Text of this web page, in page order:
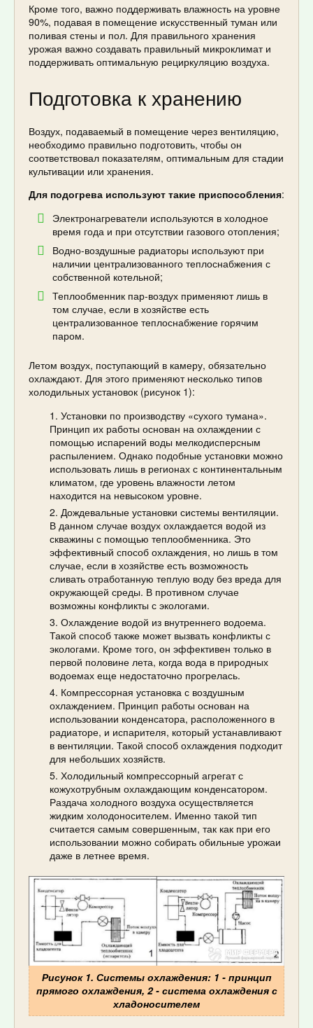
Кроме того, важно поддерживать влажность на уровне
90%, подавая в помещение искусственный туман или
поливая стены и пол. Для правильного хранения
урожая важно создавать правильный микроклимат и
поддерживать оптимальную рециркуляцию воздуха.
Подготовка к хранению
Воздух, подаваемый в помещение через вентиляцию,
необходимо правильно подготовить, чтобы он
соответствовал показателям, оптимальным для стадии
культивации или хранения.
Для подогрева используют такие приспособления:
Электронагреватели используются в холодное
время года и при отсутствии газового отопления;
Водно-воздушные радиаторы используют при
наличии централизованного теплоснабжения с
собственной котельной;
Теплообменник пар-воздух применяют лишь в
том случае, если в хозяйстве есть
централизованное теплоснабжение горячим
паром.
Летом воздух, поступающий в камеру, обязательно
охлаждают. Для этого применяют несколько типов
холодильных установок (рисунок 1):
Установки по производству «сухого тумана».
Принцип их работы основан на охлаждении с
помощью испарений воды мелкодисперсным
распылением. Однако подобные установки можно
использовать лишь в регионах с континентальным
климатом, где уровень влажности летом
находится на невысоком уровне.
Дождевальные установки системы вентиляции.
В данном случае воздух охлаждается водой из
скважины с помощью теплообменника. Это
эффективный способ охлаждения, но лишь в том
случае, если в хозяйстве есть возможность
сливать отработанную теплую воду без вреда для
окружающей среды. В противном случае
возможны конфликты с экологами.
Охлаждение водой из внутреннего водоема.
Такой способ также может вызвать конфликты с
экологами. Кроме того, он эффективен только в
первой половине лета, когда вода в природных
водоемах еще недостаточно прогрелась.
Компрессорная установка с воздушным
охлаждением. Принцип работы основан на
использовании конденсатора, расположенного в
радиаторе, и испарителя, который устанавливают
в вентиляции. Такой способ охлаждения подходит
для небольших хозяйств.
Холодильный компрессорный агрегат с
кожухотрубным охлаждающим конденсатором.
Раздача холодного воздуха осуществляется
жидким холодоносителем. Именно такой тип
считается самым совершенным, так как при его
использовании можно собирать обильные урожаи
даже в летнее время.
Рисунок 1. Системы охлаждения: 1 - принцип
прямого охлаждения, 2 - система охлаждения с
хладоносителем